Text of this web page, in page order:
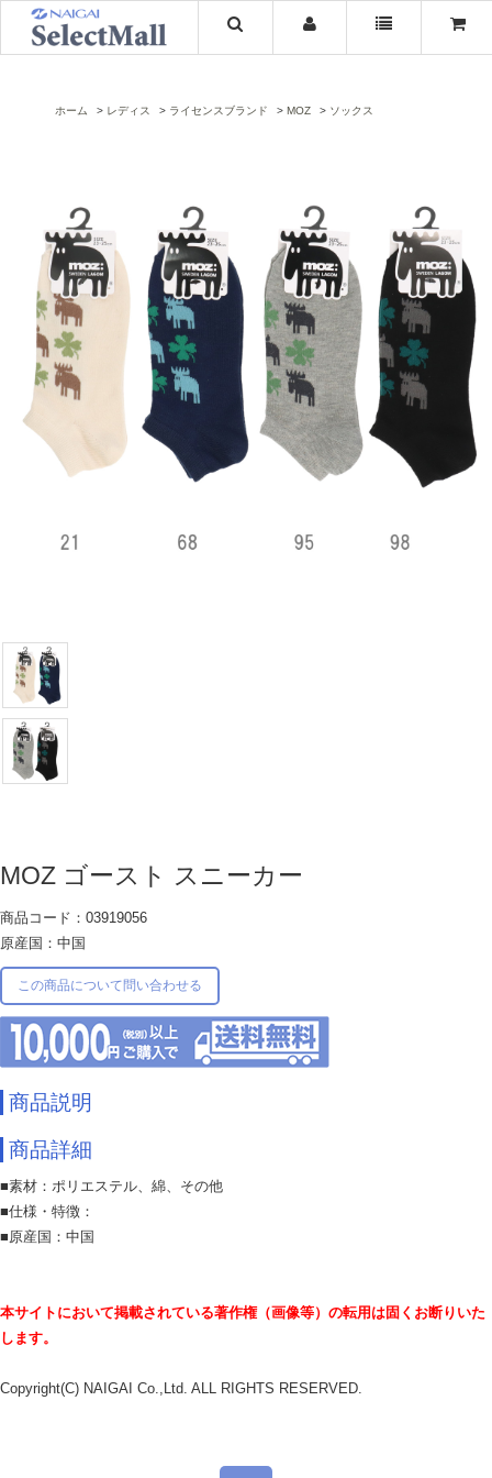
ホーム レディス ライセンスブランド MOZ ソックス
MOZ ゴースト スニーカー
商品コード：03919056
原産国：中国
この商品について問い合わせる
商品説明
商品詳細
■素材：ポリエステル、綿、その他
■仕様・特徴：
■原産国：中国
本サイトにおいて掲載されている著作権（画像等）の転用は固くお断りいた
します。
Copyright(C) NAIGAI Co.,Ltd. ALL RIGHTS RESERVED.